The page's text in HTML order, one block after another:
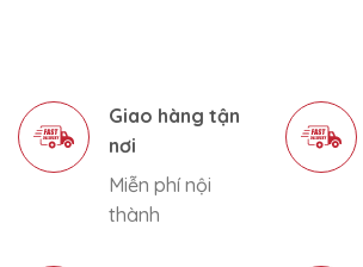
Giao hàng tận
nơi
Miễn phí nội
thành